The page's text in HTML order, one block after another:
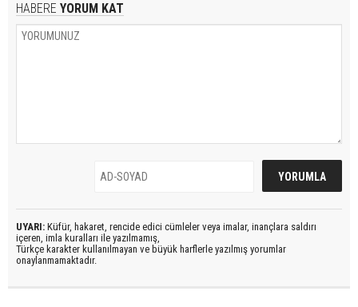
HABERE YORUM KAT
UYARI: Küfür, hakaret, rencide edici cümleler veya imalar, inançlara saldırı
içeren, imla kuralları ile yazılmamış,
Türkçe karakter kullanılmayan ve büyük harflerle yazılmış yorumlar
onaylanmamaktadır.